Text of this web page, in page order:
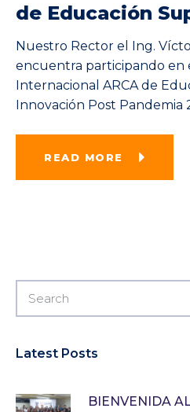
de Educación
Nuestro Rector el Ing.
encuentra participando en
Internacional ARCA de
Innovación Post Pandemia
READ MORE
Latest Posts
BIENVENIDA